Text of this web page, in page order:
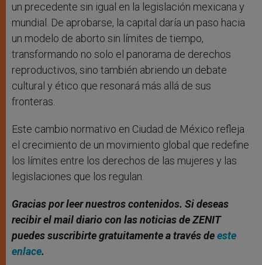
un precedente sin igual en la legislación mexicana y
mundial. De aprobarse, la capital daría un paso hacia
un modelo de aborto sin límites de tiempo,
transformando no solo el panorama de derechos
reproductivos, sino también abriendo un debate
cultural y ético que resonará más allá de sus
fronteras.
Este cambio normativo en Ciudad de México refleja
el crecimiento de un movimiento global que redefine
los límites entre los derechos de las mujeres y las
legislaciones que los regulan.
Gracias por leer nuestros contenidos. Si deseas
recibir el mail diario con las noticias de ZENIT
puedes suscribirte gratuitamente a través deeste
enlace.